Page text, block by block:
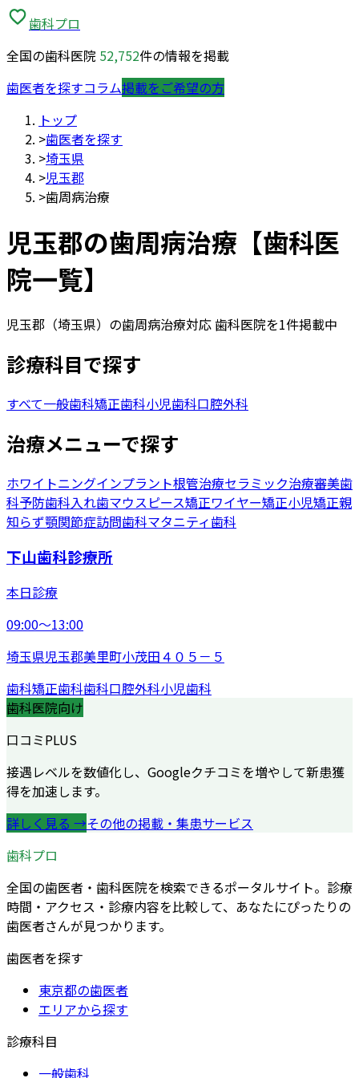
歯科プロ
全国の歯科医院 52,752件の情報を掲載
歯医者を探すコラム掲載をご希望の方
トップ
>歯医者を探す
>埼玉県
>児玉郡
>歯周病治療
児玉郡の歯周病治療 【歯科医
院一覧】
児玉郡 （埼玉県）の歯周病治療対応 歯科医院を1件掲載中
診療科目で探す
すべて一般歯科矯正歯科小児歯科口腔外科
治療メニューで探す
ホワイトニングインプラント根管治療セラミック治療審美歯
科予防歯科入れ歯マウスピース矯正ワイヤー矯正小児矯正親
知らず顎関節症訪問歯科マタニティ歯科
下山歯科診療所
本日診療
09:00〜13:00
埼玉県児玉郡美里町小茂田４０５－５
歯科矯正歯科歯科口腔外科小児歯科
歯科医院向け
口コミPLUS
接遇レベルを数値化し、Googleクチコミを増やして新患獲
得を加速します。
詳しく見る →その他の掲載・集患サービス
歯科プロ
全国の歯医者・歯科医院を検索できるポータルサイト。診療
時間・アクセス・診療内容を比較して、あなたにぴったりの
歯医者さんが見つかります。
歯医者を探す
東京都の歯医者
エリアから探す
診療科目
一般歯科